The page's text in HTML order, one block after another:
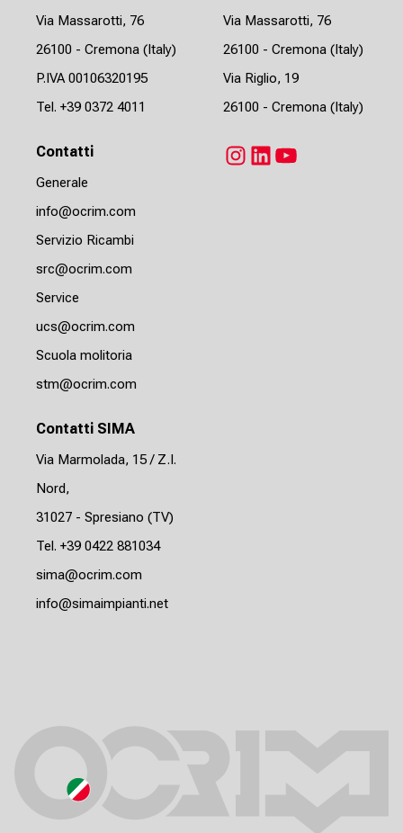
Instagram
LinkedIn
YouTube
Via Massarotti, 76
26100 - Cremona (Italy)
P.IVA 00106320195
Tel. +39 0372 4011
Via Massarotti, 76
26100 - Cremona (Italy)
Via Riglio, 19
26100 - Cremona (Italy)
Contatti
Generale
info@ocrim.com
Servizio Ricambi
src@ocrim.com
Service
ucs@ocrim.com
Scuola molitoria
stm@ocrim.com
Contatti SIMA
Via Marmolada, 15 / Z.I.
Nord,
31027 - Spresiano (TV)
Tel. +39 0422 881034
sima@ocrim.com
info@simaimpianti.net